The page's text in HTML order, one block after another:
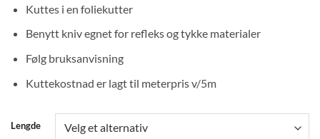
Kuttes i en foliekutter
Benytt kniv egnet for refleks og tykke materialer
Følg bruksanvisning
Kuttekostnad er lagt til meterpris v/5m
Lengde